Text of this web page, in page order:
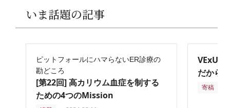
いま話題の記事
ピットフォールにハマらないER診療の
勘どころ
[第22回] 高カリウム血症を制する
ための4つのMission
VExUS
だから
寄稿